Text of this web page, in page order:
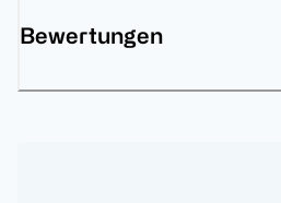
Bewertungen